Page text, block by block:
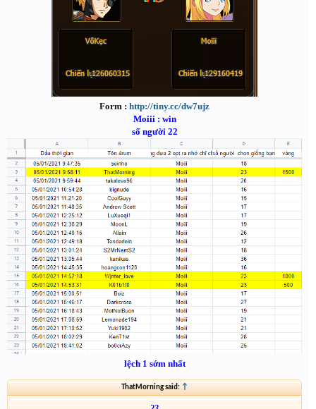
Form : http://tiny.cc/dw7ujz
Moiii : win
số người 22
lệch 1 sớm nhất
ThatMorning said: ↑